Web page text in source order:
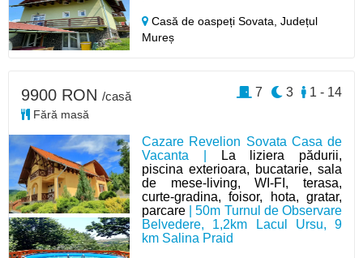
Casă de oaspeți Sovata,Județul
Mureș
Cazare Revelion Sovata Casa de
Vacanta |
La liziera pădurii,
piscina exterioara, bucatarie, sala
de mese-living, WI-FI, terasa,
curte-gradina, foisor, hota, gratar,
parcare | 50m Turnul de Observare
Belvedere, 1,2km Lacul Ursu, 9
km Salina Praid
9900 RON /casă
Fără masă
1 - 14
3
7